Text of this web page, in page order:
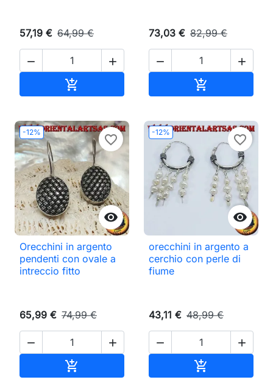
57,19 € 64,99 €
 

73,03 € 82,99 €
 

-12%

favorite_border
Orecchini in argento
pendenti con ovale a
intreccio fitto
65,99 € 74,99 €
 

-12%

favorite_border
orecchini in argento a
cerchio con perle di
fiume
43,11 € 48,99 €
 
